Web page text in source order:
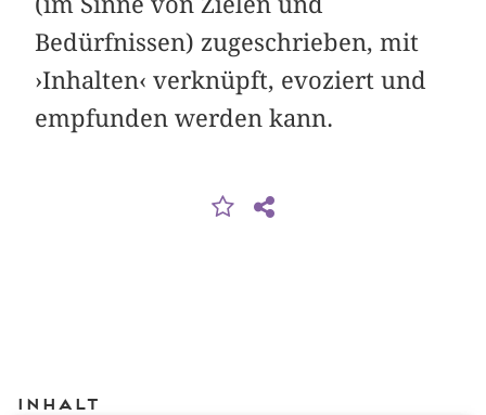
Bedürfnissen) zugeschrieben, mit
›Inhalten‹ verknüpft, evoziert und
empfunden werden kann.
Inhalt